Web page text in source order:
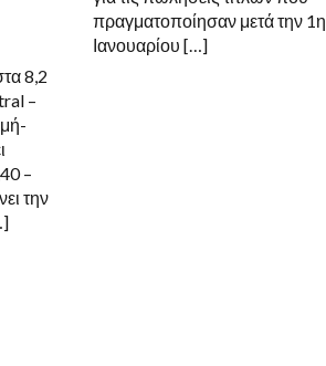
8,2
–
–
την
πραγματοποίησαν μετά την 1η
Ιανουαρίου […]